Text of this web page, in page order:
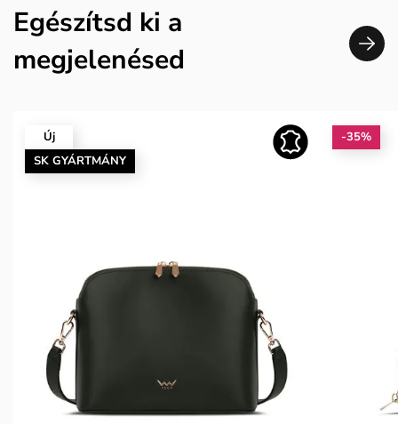
Egészítsd ki a
megjelenésed
Új
SK GYÁRTMÁNY
-35%